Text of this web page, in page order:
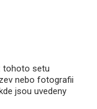
tohoto setu
nebo fotografii
jsou uvedeny